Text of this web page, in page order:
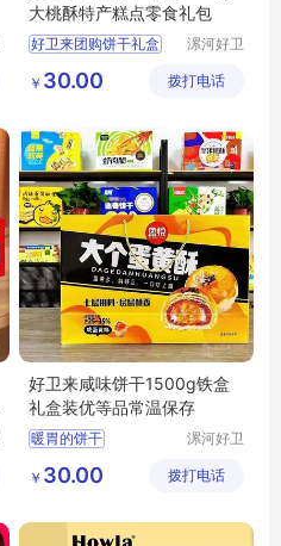
大桃酥特产糕点零食礼包
好卫来团购饼干礼盒
漯河好卫
限公司
￥ 30.00 拨打电话
好卫来咸味饼干1500g铁盒
礼盒装优等品常温保存
暖胃的饼干
漯河好卫
限公司
￥ 30.00 拨打电话